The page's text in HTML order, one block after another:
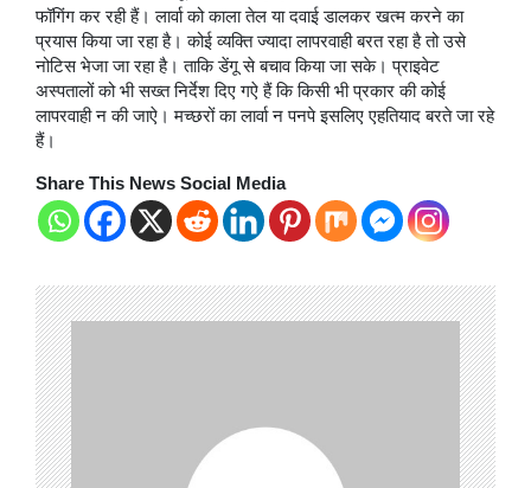
फॉगिंग कर रही हैं। लार्वा को काला तेल या दवाई डालकर खत्म करने का
प्रयास किया जा रहा है। कोई व्यक्ति ज्यादा लापरवाही बरत रहा है तो उसे
नोटिस भेजा जा रहा है। ताकि डेंगू से बचाव किया जा सके। प्राइवेट
अस्पतालों को भी सख्त निर्देश दिए गऐ हैं कि किसी भी प्रकार की कोई
लापरवाही न की जाऐ। मच्छरों का लार्वा न पनपे इसलिए एहतियाद बरते जा रहे
हैं।
Share This News Social Media